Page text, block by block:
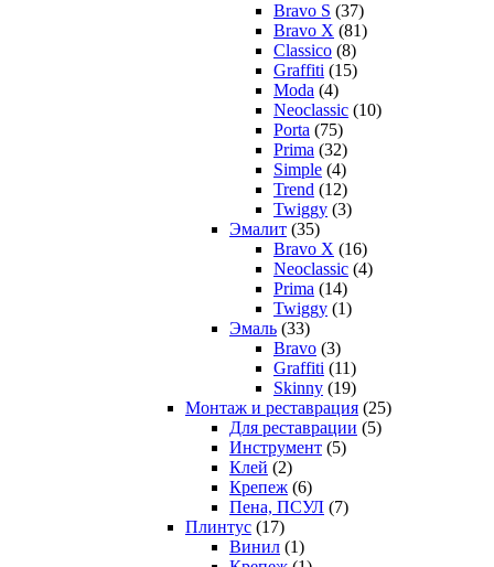
Bravo S (37)
Bravo X (81)
Classico (8)
Graffiti (15)
Moda (4)
Neoclassic (10)
Porta (75)
Prima (32)
Simple (4)
Trend (12)
Twiggy (3)
Эмалит (35)
Bravo X (16)
Neoclassic (4)
Prima (14)
Twiggy (1)
Эмаль (33)
Bravo (3)
Graffiti (11)
Skinny (19)
Монтаж и реставрация (25)
Для реставрации (5)
Инструмент (5)
Клей (2)
Крепеж (6)
Пена, ПСУЛ (7)
Плинтус (17)
Винил (1)